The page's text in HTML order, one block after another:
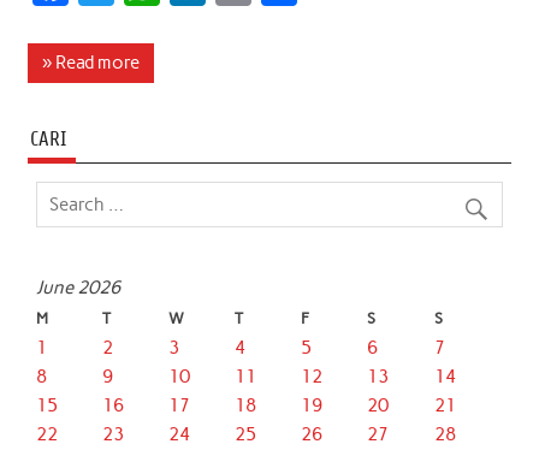
c
o
o
i
e
r
A
d
» Read more
CARI
June 2026
M T W T F S S
1 2 3 4 5 6
7
8
9 10 11 12 13
14
15
16 17 18 19 20
21
22
23 24 25 26 27
28